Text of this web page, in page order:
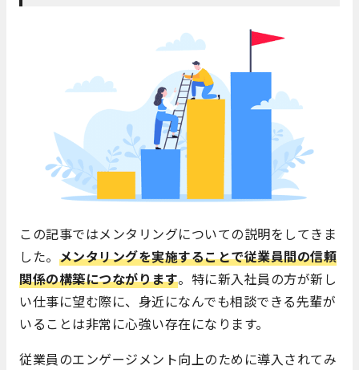
この記事ではメンタリングについての説明をしてきま
した。 メンタリングを実施することで従業員間の信頼
関係の構築につながります。特に新入社員の方が新し
い仕事に望む際に、身近になんでも相談できる先輩が
いることは非常に心強い存在になります。
従業員のエンゲージメント向上のために導入されてみ